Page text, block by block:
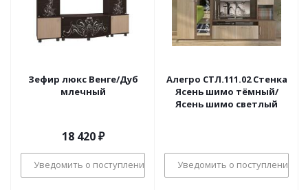
Зефир люкс Венге/Дуб
млечный
18 420₽
Уведомить о поступлении
Алегро СТЛ.111.02 Стенка
Ясень шимо тёмный/
Ясень шимо светлый
Уведомить о поступлении